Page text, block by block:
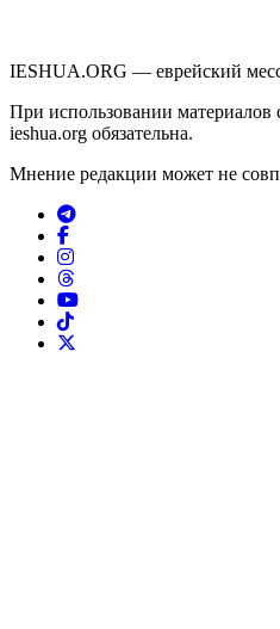
IESHUA.ORG — еврейский
При использовании материалов
ieshua.org обязательна.
Мнение редакции может не